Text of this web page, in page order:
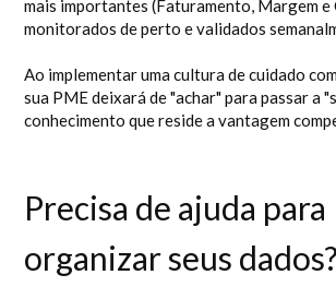
mais importantes (Faturamento, Margem e
monitorados de perto e validados
Ao implementar uma cultura de cuidado
sua PME deixará de "achar" para passar a
conhecimento que reside a vantagem
Precisa de ajuda para
organizar seus dados?